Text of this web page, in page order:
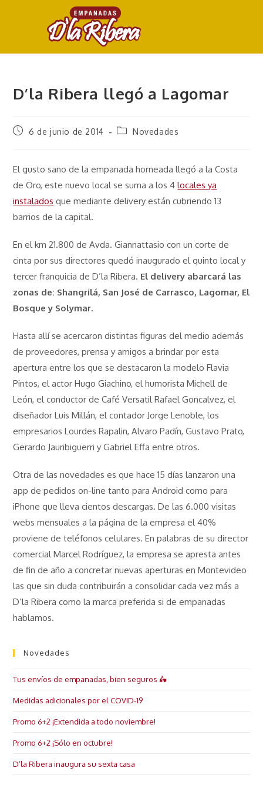
D’la Ribera llegó a Lagomar
6 de junio de 2014 Novedades
El gusto sano de la empanada horneada llegó a la Costa
de Oro, este nuevo local se suma a los 4locales ya
instalados que mediante delivery están cubriendo 13
barrios de la capital.
En el km 21.800 de Avda. Giannattasio con un corte de
cinta por sus directores quedó inaugurado el quinto local y
tercer franquicia de D’la Ribera. El delivery abarcará las
zonas de: Shangrilá, San José de Carrasco, Lagomar, El
Bosque y Solymar.
Hasta allí se acercaron distintas figuras del medio además
de proveedores, prensa y amigos a brindar por esta
apertura entre los que se destacaron la modelo Flavia
Pintos, el actor Hugo Giachino, el humorista Michell de
León, el conductor de Café Versatil Rafael Goncalvez, el
diseñador Luis Millán, el contador Jorge Lenoble, los
empresarios Lourdes Rapalin, Alvaro Padín, Gustavo Prato,
Gerardo Jauribiguerri y Gabriel Effa entre otros.
Otra de las novedades es que hace 15 días lanzaron una
app de pedidos on-line tanto para Android como para
iPhone que lleva cientos descargas. De las 6.000 visitas
webs mensuales a la página de la empresa el 40%
proviene de teléfonos celulares. En palabras de su director
comercial Marcel Rodríguez, la empresa se apresta antes
de fin de año a concretar nuevas aperturas en Montevideo
las que sin duda contribuirán a consolidar cada vez más a
D’la Ribera como la marca preferida si de empanadas
hablamos.
Novedades
Tus envíos de empanadas, bien seguros 🛵
Medidas adicionales por el COVID-19
Promo 6+2 ¡Extendida a todo noviembre!
Promo 6+2 ¡Sólo en octubre!
D’la Ribera inaugura su sexta casa